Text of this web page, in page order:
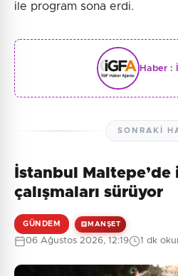
ile program sona erdi.
Haber :
SONRAKI
İstanbul Maltepe’de
çalışmaları sürüyor
GÜNDEM MANŞET
06 Ağustos 2026, 12:19 1 dk